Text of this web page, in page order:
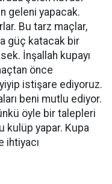
geleni yapacak.
Bu tarz maçlar,
güç katacak bir
İnşallah kupayı
önce
istişare ediyoruz.
beni mutlu ediyor.
öyle bir talepleri
kulüp yapar. Kupa
ihtiyacı